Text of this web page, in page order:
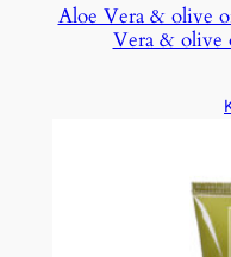
Aloe Vera & olive
Vera & olive